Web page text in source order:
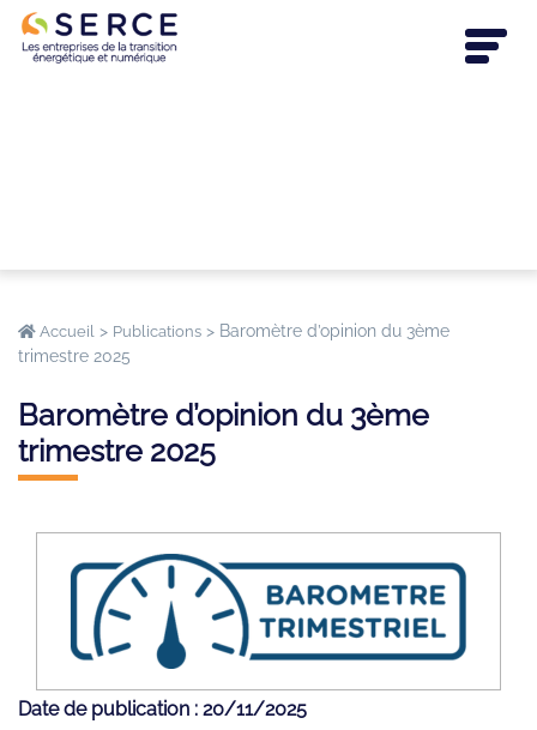
Accueil > Publications > Baromètre d’opinion du 3ème
trimestre 2025
Baromètre d’opinion du 3ème
trimestre 2025
Date de publication : 20/11/2025